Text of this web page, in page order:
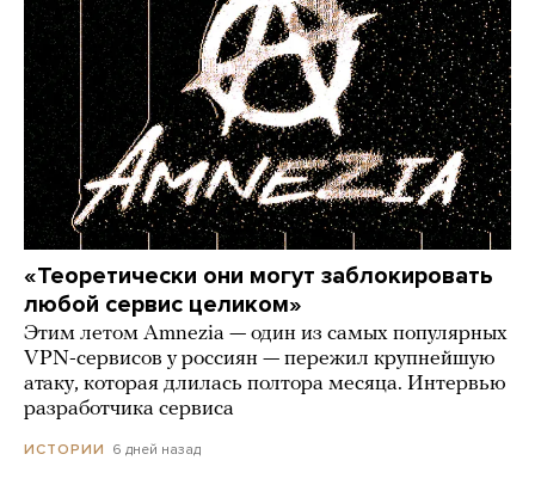
«Теоретически они могут заблокировать
любой сервис целиком»
Этим летом Amnezia — один из самых популярных
VPN-сервисов у россиян — пережил крупнейшую
атаку, которая длилась полтора месяца. Интервью
разработчика сервиса
ИСТОРИИ 6 дней назад